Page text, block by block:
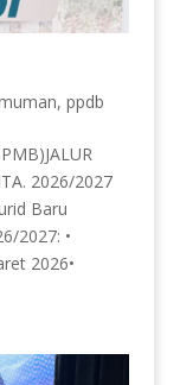
, ppdb
2026/2027
Baru
2027: •
2026•